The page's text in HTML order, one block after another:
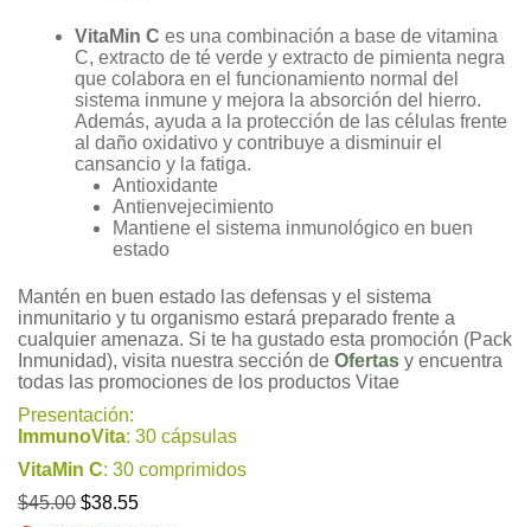
VitaMin C es una combinación a base de vitamina
C, extracto de té verde y extracto de pimienta negra
que colabora en el funcionamiento normal del
sistema inmune y mejora la absorción del hierro.
Además, ayuda a la protección de las células frente
al daño oxidativo y contribuye a disminuir el
cansancio y la fatiga.
Antioxidante
Antienvejecimiento
Mantiene el sistema inmunológico en buen
estado
Mantén en buen estado las defensas y el sistema
inmunitario y tu organismo estará preparado frente a
cualquier amenaza. Si te ha gustado esta promoción (Pack
Inmunidad), visita nuestra sección de Ofertas y encuentra
todas las promociones de los productos Vitae
Presentación:
ImmunoVita: 30 cápsulas
VitaMin C: 30 comprimidos
$45.00 El
$38.55El